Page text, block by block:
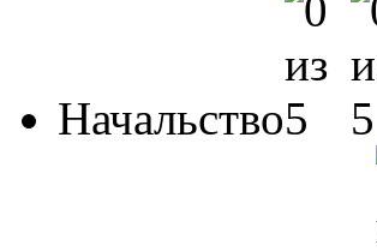
Начальство